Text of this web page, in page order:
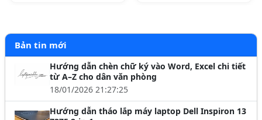
Bản tin mới
Hướng dẫn chèn chữ ký vào Word, Excel chi tiết
từ A–Z cho dân văn phòng
18/01/2026 21:27:25
Hướng dẫn tháo lắp máy laptop Dell Inspiron 13